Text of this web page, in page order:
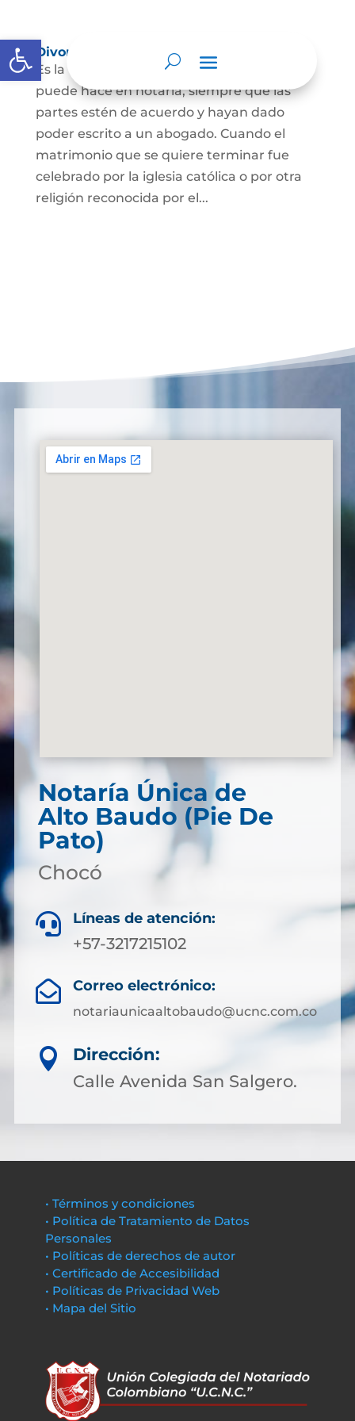
Abrir barra de herramientas
Divorcio
Es la terminación del Matrimonio Civil y se
puede hace en notaría, siempre que las
partes estén de acuerdo y hayan dado
poder escrito a un abogado. Cuando el
matrimonio que se quiere terminar fue
celebrado por la iglesia católica o por otra
religión reconocida por el...
Notaría Única de
Alto Baudo (Pie De
Pato)
Chocó
 Líneas de atención:
+57-3217215102
 Correo electrónico:
notariaunicaaltobaudo@ucnc.com.co

Dirección:
Calle Avenida San Salgero.
• Términos y condiciones
• Política de Tratamiento de Datos
Personales
• Políticas de derechos de autor
• Certificado de Accesibilidad
• Políticas de Privacidad Web
• Mapa del Sitio